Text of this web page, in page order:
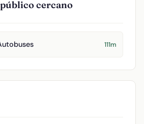
cercano
111m